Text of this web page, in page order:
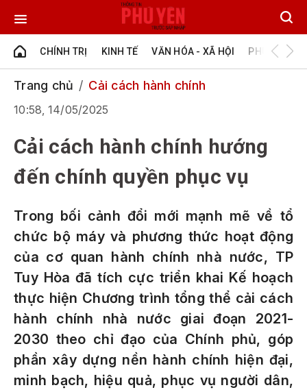
CHÍNH TRỊ KINH TẾ VĂN HÓA - XÃ HỘI PHÚ YÊN -
Trang chủ Cải cách hành chính
10:58, 14/05/2025
Cải cách hành chính hướng
đến chính quyền phục vụ
Trong bối cảnh đổi mới mạnh mẽ về tổ
chức bộ máy và phương thức hoạt động
của cơ quan hành chính nhà nước, TP
Tuy Hòa đã tích cực triển khai Kế hoạch
thực hiện Chương trình tổng thể cải cách
hành chính nhà nước giai đoạn 2021-
2030 theo chỉ đạo của Chính phủ, góp
phần xây dựng nền hành chính hiện đại,
minh bạch, hiệu quả, phục vụ người dân,